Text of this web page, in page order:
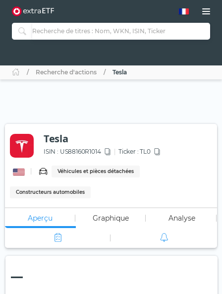
Recherche d'actions Tesla
Tesla
ISIN : US88160R1014 Ticker : TL0
Véhicules et pièces détachées
Constructeurs automobiles
Aperçu Graphique Analyse
—